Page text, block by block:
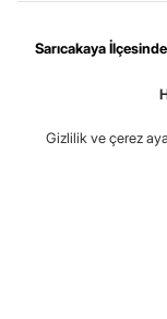
Sarıcakaya
Gizlilik ve çerez